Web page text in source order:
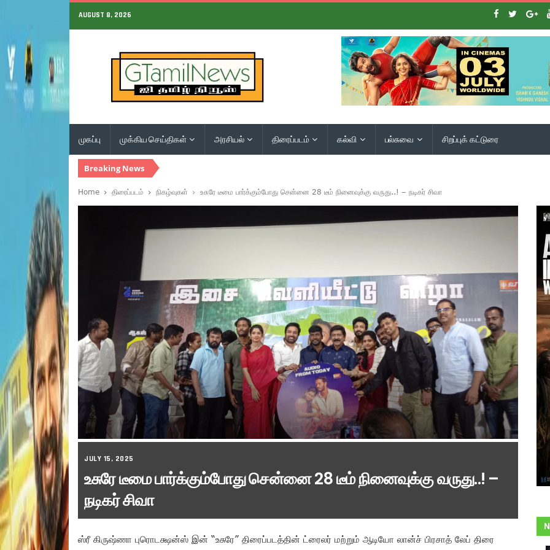
AUGUST 8, 2026
முகப்பு முக்கிய செய்திகள் அரசியல் திரைப்படம் கல்வி பல்சுவை சிறப்புக் கட்டுரை
Breaking News
Home திரைப்படம் நிகழ்வுகள் உசுரே டீமை பார்க்கும்போது சென்னை 28 டீம் நினைவுக்கு வருது..! – நடிகர் சிவா
JULY 15, 2025
உசுரே டீமை பார்க்கும்போது சென்னை 28 டீம் நினைவுக்கு வருது..! –
நடிகர் சிவா
ஸ்ரீ கிருஷ்ணா புரொடக்ஷன்ஸ் இன் “உசுரே” திரைப்படத்தின் ட்ரைலர் மற்றும் ஆடியோ லான்ச் பிரசாத் லேப் திரை